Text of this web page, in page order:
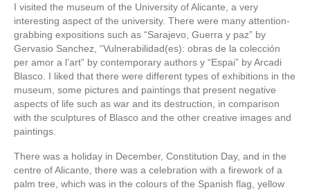
I visited the museum of the University of Alicante, a very
interesting aspect of the university. There were many attention-
grabbing expositions such as “Sarajevo, Guerra y paz” by
Gervasio Sanchez, “Vulnerabilidad(es): obras de la colección
per amor a l’art” by contemporary authors y “Espai” by Arcadi
Blasco. I liked that there were different types of exhibitions in the
museum, some pictures and paintings that present negative
aspects of life such as war and its destruction, in comparison
with the sculptures of Blasco and the other creative images and
paintings.
There was a holiday in December, Constitution Day, and in the
centre of Alicante, there was a celebration with a firework of a
palm tree, which was in the colours of the Spanish flag, yellow